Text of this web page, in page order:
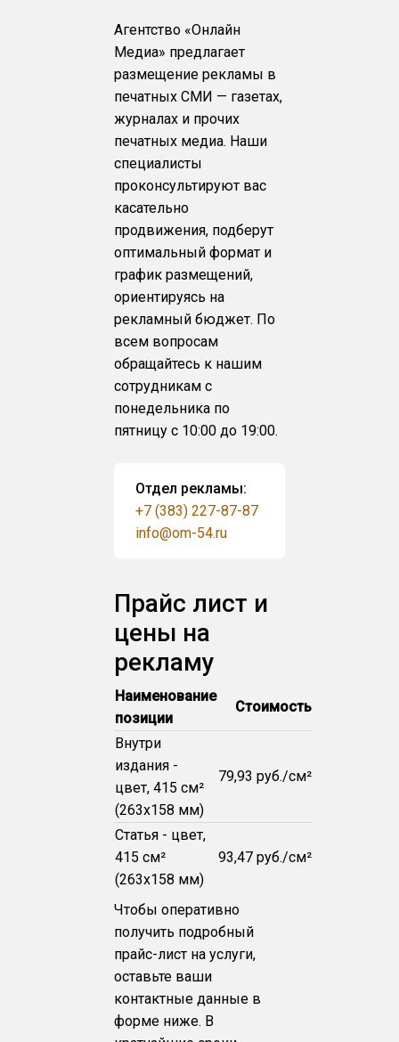
Агентство «Онлайн
Медиа» предлагает
размещение рекламы в
печатных СМИ — газетах,
журналах и прочих
печатных медиа. Наши
специалисты
проконсультируют вас
касательно
продвижения, подберут
оптимальный формат и
график размещений,
ориентируясь на
рекламный бюджет. По
всем вопросам
обращайтесь к нашим
сотрудникам с
понедельника по
пятницу с 10:00 до 19:00.
Отдел рекламы:
+7 (383) 227-87-87
info@om-54.ru
Прайс лист и
цены на
рекламу
Наименование
позиции
Стоимость
Внутри
издания -
цвет, 415 см²
(263x158 мм)
79,93 руб./см²
Статья - цвет,
415 см²
(263x158 мм)
93,47 руб./см²
Чтобы оперативно
получить подробный
прайс-лист на услуги,
оставьте ваши
контактные данные в
форме ниже. В